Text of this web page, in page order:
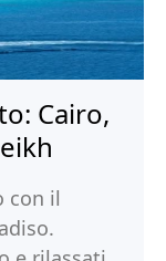
Cairo,
con il